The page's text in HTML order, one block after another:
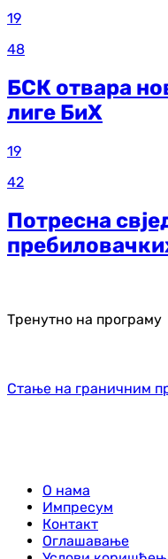
19
48
БСК отвара
лиге БиХ
19
42
Потресна
Тренутно на програму
Стање на граничним
О нама
Импресум
Контакт
Оглашавање